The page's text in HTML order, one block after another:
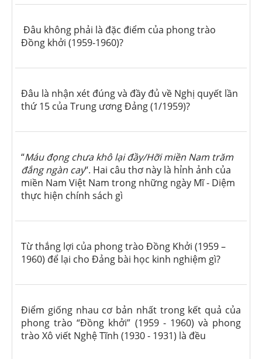
Đâu không phải là đặc điểm của phong trào
Đồng khởi (1959-1960)?
Đâu là nhận xét đúng và đầy đủ về Nghị quyết lần
thứ 15 của Trung ương Đảng (1/1959)?
“Máu đọng chưa khô lại đầy/Hỡi miền Nam trăm
đắng ngàn cay“. Hai câu thơ này là hỉnh ảnh của
miền Nam Việt Nam trong những ngày Mĩ - Diệm
thực hiện chính sách gì
Từ thắng lợi của phong trào Đồng Khởi (1959 –
1960) để lại cho Đảng bài học kinh nghiệm gì?
Điểm giống nhau cơ bản nhất trong kết quả của
phong trào “Đồng khởi” (1959 - 1960) và phong
trào Xô viết Nghệ Tĩnh (1930 - 1931) là đều